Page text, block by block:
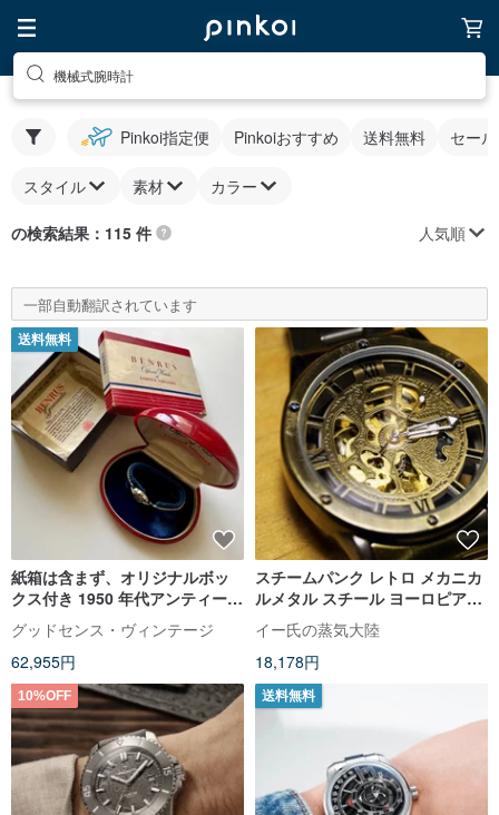
機械式腕時計
Pinkoi指定便 Pinkoiおすすめ 送料無料 セー
スタイル 素材 カラー
の検索結果：115 件 人気順
一部自動翻訳されています
送料無料
紙箱は含まず、オリジナルボッ
クス付き 1950 年代アンティーク
ブローバ 10K ゴールド レディー
スウォッチ 機械式手巻き
グッドセンス・ヴィンテージ
62,955円
スチームパンク レトロ メカニカ
ルメタル スチール ヨーロピアン
機械式スケルトン 工業デザイン
ハンドメイド 腕時計
イー氏の蒸気大陸
18,178円
10%OFF 送料無料